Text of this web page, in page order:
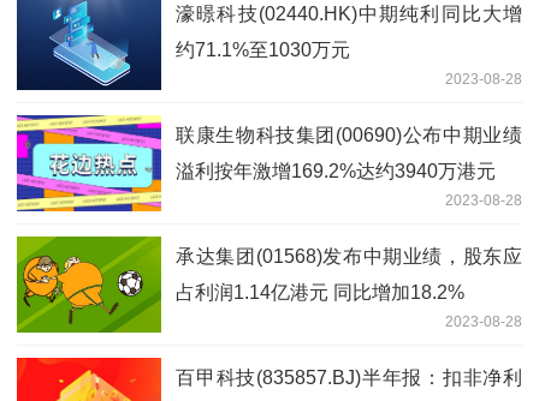
濠暻科技(02440.HK)中期纯利同比大增
约71.1%至1030万元
2023-08-28
联康生物科技集团(00690)公布中期业绩
溢利按年激增169.2%达约3940万港元
2023-08-28
承达集团(01568)发布中期业绩，股东应
占利润1.14亿港元 同比增加18.2%
2023-08-28
百甲科技(835857.BJ)半年报：扣非净利